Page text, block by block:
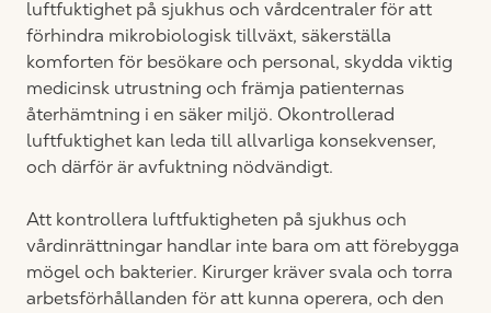
luftfuktighet på sjukhus och vårdcentraler för att
förhindra mikrobiologisk tillväxt, säkerställa
komforten för besökare och personal, skydda viktig
medicinsk utrustning och främja patienternas
återhämtning i en säker miljö. Okontrollerad
luftfuktighet kan leda till allvarliga konsekvenser,
och därför är avfuktning nödvändigt.
Att kontrollera luftfuktigheten på sjukhus och
vårdinrättningar handlar inte bara om att förebygga
mögel och bakterier. Kirurger kräver svala och torra
arbetsförhållanden för att kunna operera, och den